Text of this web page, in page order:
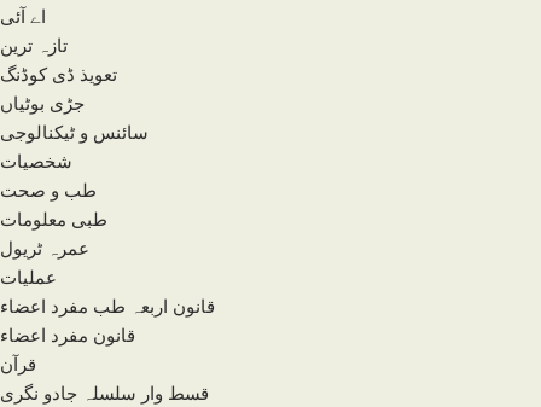
اے آئی
تازہ ترین
تعویذ ڈی کوڈنگ
جڑی بوٹیاں
سائنس و ٹیکنالوجی
شخصیات
طب و صحت
طبی معلومات
عمرہ ٹریول
عملیات
قانون اربعہ طب مفرد اعضاء
قانون مفرد اعضاء
قرآن
قسط وار سلسلہ جادو نگری